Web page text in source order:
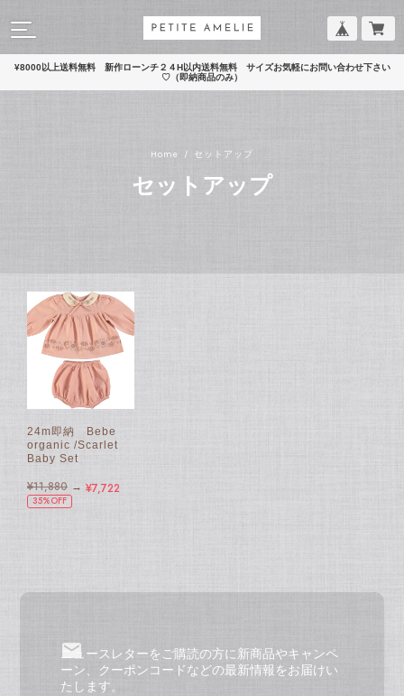
¥8000以上送料無料 新作ローンチ２４H以内送料無料 サイズお気軽にお問い合わせ下さい
♡（即納商品のみ）
Home セットアップ
セットアップ
24m即納 Bebe
organic /Scarlet
Baby Set
¥11,880 → ¥7,722
35%OFF
ニュースレターをご購読の方に新商品やキャンペ
ーン、クーポンコードなどの最新情報をお届けい
たします。